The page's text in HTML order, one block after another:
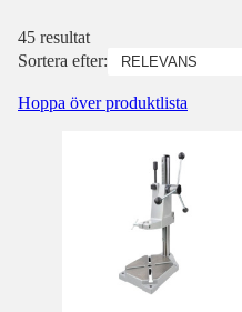
45 resultat
Sortera efter:
Hoppa över produktlista